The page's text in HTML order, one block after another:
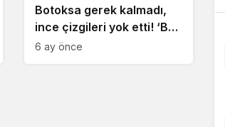
Botoksa gerek kalmadı,
ince çizgileri yok etti! ‘Bu
ikiliyi düzenli kullandım’
6 ay önce